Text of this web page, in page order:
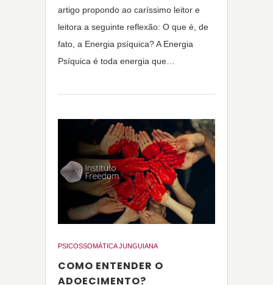
artigo propondo ao caríssimo leitor e
leitora a seguinte reflexão: O que é, de
fato, a Energia psíquica? A Energia
Psíquica é toda energia que…
PSICOSSOMÁTICA JUNGUIANA
COMO ENTENDER O
ADOECIMENTO?